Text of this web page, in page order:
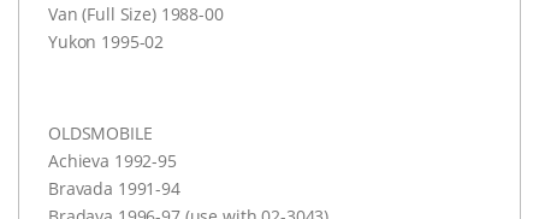
Van (Full Size) 1988-00
Yukon 1995-02
OLDSMOBILE
Achieva 1992-95
Bravada 1991-94